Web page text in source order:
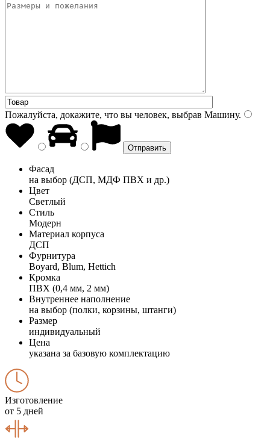
Пожалуйста, докажите, что вы человек, выбрав Машину.
Фасад
на выбор (ДСП, МДФ ПВХ и др.)
Цвет
Светлый
Стиль
Модерн
Материал корпуса
ДСП
Фурнитура
Boyard, Blum, Hettich
Кромка
ПВХ (0,4 мм, 2 мм)
Внутреннее наполнение
на выбор (полки, корзины, штанги)
Размер
индивидуальный
Цена
указана за базовую комплектацию
Изготовление
от 5 дней